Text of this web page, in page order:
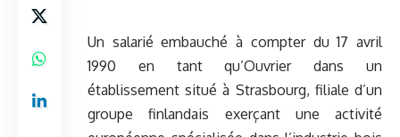
Un salarié embauché à compter du 17 avril
1990 en tant qu’Ouvrier dans un
établissement situé à Strasbourg, filiale d’un
groupe finlandais exerçant une activité